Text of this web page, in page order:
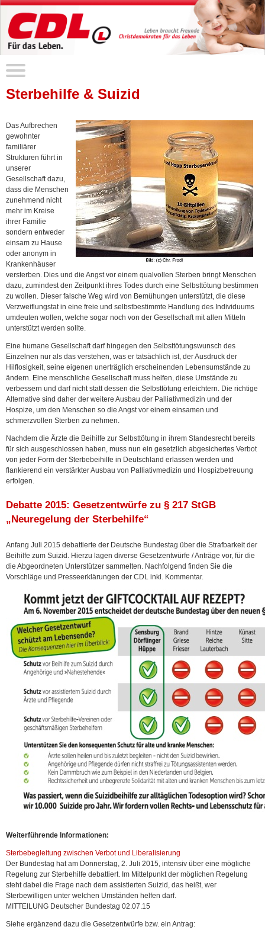
Sterbehilfe & Suizid
Das Aufbrechen
gewohnter
familiärer
Strukturen führt in
unserer
Gesellschaft dazu,
dass die Menschen
zunehmend nicht
mehr im Kreise
ihrer Familie
sondern entweder
einsam zu Hause
oder anonym in
Krankenhäuser
versterben. Dies und die Angst vor einem qualvollen Sterben bringt Menschen
dazu, zumindest den Zeitpunkt ihres Todes durch eine Selbsttötung bestimmen
zu wollen. Dieser falsche Weg wird von Bemühungen unterstützt, die diese
Verzweiflungstat in eine freie und selbstbestimmte Handlung des Individuums
umdeuten wollen, welche sogar noch von der Gesellschaft mit allen Mitteln
unterstützt werden sollte.
Eine humane Gesellschaft darf hingegen den Selbsttötungswunsch des
Einzelnen nur als das verstehen, was er tatsächlich ist, der Ausdruck der
Hilflosigkeit, seine eigenen unerträglich erscheinenden Lebensumstände zu
ändern. Eine menschliche Gesellschaft muss helfen, diese Umstände zu
verbessern und darf nicht statt dessen die Selbsttötung erleichtern. Die richtige
Alternative sind daher der weitere Ausbau der Palliativmedizin und der
Hospize, um den Menschen so die Angst vor einem einsamen und
schmerzvollen Sterben zu nehmen.
Nachdem die Ärzte die Beihilfe zur Selbsttötung in ihrem Standesrecht bereits
für sich ausgeschlossen haben, muss nun ein gesetzlich abgesichertes Verbot
von jeder Form der Sterbebeihilfe in Deutschland erlassen werden und
flankierend ein verstärkter Ausbau von Palliativmedizin und Hospizbetreuung
erfolgen.
Debatte 2015: Gesetzentwürfe zu § 217 StGB
„Neuregelung der Sterbehilfe“
Anfang Juli 2015 debattierte der Deutsche Bundestag über die Strafbarkeit der
Beihilfe zum Suizid. Hierzu lagen diverse Gesetzentwürfe / Anträge vor, für die
die Abgeordneten Unterstützer sammelten. Nachfolgend finden Sie die
Vorschläge und Presseerklärungen der CDL inkl. Kommentar.
Weiterführende Informationen:
Sterbebegleitung zwischen Verbot und Liberalisierung
Der Bundestag hat am Donnerstag, 2. Juli 2015, intensiv über eine mögliche
Regelung zur Sterbehilfe debattiert. Im Mittelpunkt der möglichen Regelung
steht dabei die Frage nach dem assistierten Suizid, das heißt, wer
Sterbewilligen unter welchen Umständen helfen darf.
MITTEILUNG Deutscher Bundestag 02.07.15
Siehe ergänzend dazu die Gesetzentwürfe bzw. ein Antrag: